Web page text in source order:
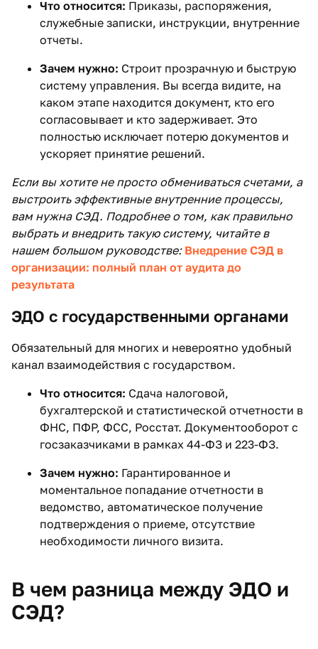
Что относится: Приказы, распоряжения,
служебные записки, инструкции, внутренние
отчеты.
Зачем нужно: Строит прозрачную и быструю
систему управления. Вы всегда видите, на
каком этапе находится документ, кто его
согласовывает и кто задерживает. Это
полностью исключает потерю документов и
ускоряет принятие решений.
Если вы хотите не просто обмениваться счетами, а
выстроить эффективные внутренние процессы,
вам нужна СЭД. Подробнее о том, как правильно
выбрать и внедрить такую систему, читайте в
нашем большом руководстве: Внедрение СЭД в
организации: полный план от аудита до
результата
ЭДО с государственными органами
Обязательный для многих и невероятно удобный
канал взаимодействия с государством.
Что относится: Сдача налоговой,
бухгалтерской и статистической отчетности в
ФНС, ПФР, ФСС, Росстат. Документооборот с
госзаказчиками в рамках 44-ФЗ и 223-ФЗ.
Зачем нужно: Гарантированное и
моментальное попадание отчетности в
ведомство, автоматическое получение
подтверждения о приеме, отсутствие
необходимости личного визита.
В чем разница между ЭДО и
СЭД?